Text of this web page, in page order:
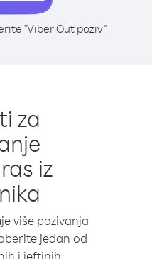
"Viber Out poziv"
za
iz
više pozivanja
jedan od
i jeftinih